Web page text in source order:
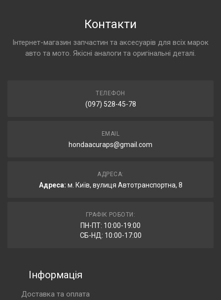
Контакти
Інтернет-магазин запчастин та аксесуарів для всіх марок
авто та мото. Якісні аналоги та оригінальні деталі.
ТЕЛЕФОН
(097) 528-45-78
EMAIL
hondaacuraps@gmail.com
АДРЕСА:
Адреса: м. Київ, вулиця Автотранспортна, 8
ГРАФІК РОБОТИ:
ПН-ПТ: 10:00-19:00
СБ-НД: 10:00-17:00
Інформація
Доставка та оплата